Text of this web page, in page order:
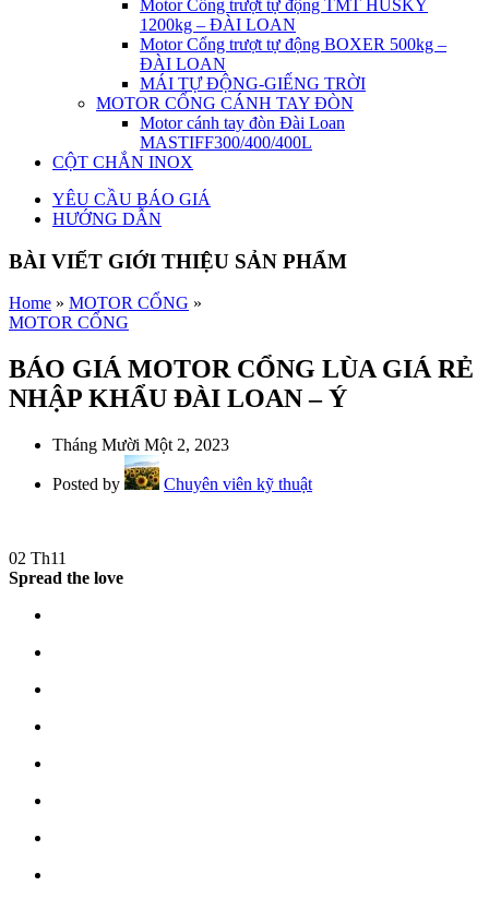
Motor Cổng trượt tự động TMT HUSKY
1200kg – ĐÀI LOAN
Motor Cổng trượt tự động BOXER 500kg –
ĐÀI LOAN
MÁI TỰ ĐỘNG-GIẾNG TRỜI
MOTOR CỔNG CÁNH TAY ĐÒN
Motor cánh tay đòn Đài Loan
MASTIFF300/400/400L
CỘT CHẮN INOX
YÊU CẦU BÁO GIÁ
HƯỚNG DẪN
BÀI VIẾT GIỚI THIỆU SẢN PHẨM
Home » MOTOR CỔNG »
MOTOR CỔNG
BÁO GIÁ MOTOR CỔNG LÙA GIÁ RẺ
NHẬP KHẨU ĐÀI LOAN – Ý
Tháng Mười Một 2, 2023
Posted by Chuyên viên kỹ thuật
02 Th11
Spread the love